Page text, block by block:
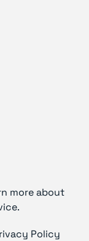
more about
Policy